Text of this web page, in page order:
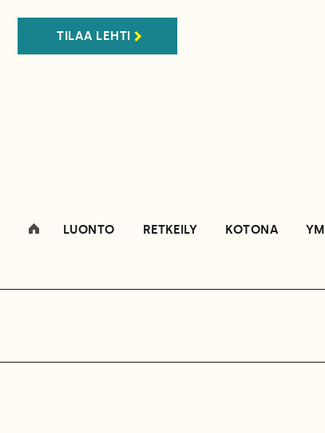
TILAA LEHTI
LUONTO RETKEILY KOTONA